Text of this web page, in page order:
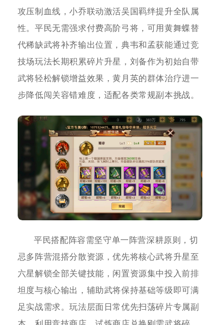
攻压制血线，小乔联动激活吴国羁绊提升全队属
性。平民无需强求付费高阶弓将，可用黄舞蝶替
代稀缺武将补齐输出位置，典韦和孟获能通过竞
技场玩法长期积累碎片升星，刘备作为初始自带
武将轻松解锁增益效果，黄月英的群体治疗进一
步降低闯关容错难度，适配各类常规副本挑战。
平民搭配阵容需坚守单一阵营深耕原则，切
忌多阵营混搭分散资源，优先将核心武将升星至
六星解锁全部关键技能，闲置资源集中投入前排
坦度与核心输出，辅助武将保持基础等级即可满
足实战需求。玩法层面日常优先扫荡碎片专属副